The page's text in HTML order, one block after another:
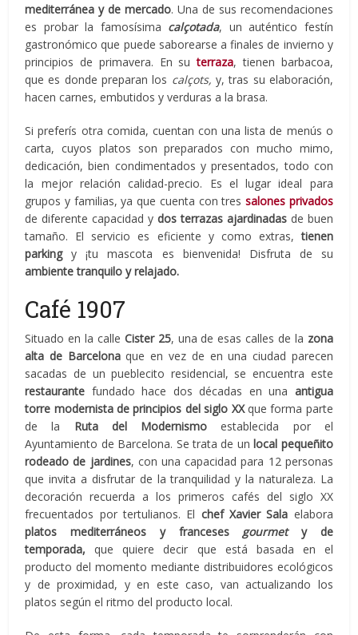
mediterránea y de mercado. Una de sus recomendaciones
es probar la famosísima calçotada, un auténtico festín
gastronómico que puede saborearse a finales de invierno y
principios de primavera. En suterraza, tienen barbacoa,
que es donde preparan los calçots, y, tras su elaboración,
hacen carnes, embutidos y verduras a la brasa.
Si preferís otra comida, cuentan con una lista de menús o
carta, cuyos platos son preparados con mucho mimo,
dedicación, bien condimentados y presentados, todo con
la mejor relación calidad-precio. Es el lugar ideal para
grupos y familias, ya que cuenta con tressalones privados
de diferente capacidad y dos terrazas ajardinadasde buen
tamaño. El servicio es eficiente y como extras,tienen
parkingy ¡tu mascota es bienvenida! Disfruta de su
ambiente tranquilo y relajado.
Café 1907
Situado en la calle Cister 25, una de esas calles de la zona
alta de Barcelonaque en vez de en una ciudad parecen
sacadas de un pueblecito residencial, se encuentra este
restaurante fundado hace dos décadas en una antigua
torre modernista de principios del siglo XXque forma parte
de la Ruta del Modernismo establecida por el
Ayuntamiento de Barcelona. Se trata de unlocal pequeñito
rodeado de jardines, con una capacidad para 12 personas
que invita a disfrutar de la tranquilidad y la naturaleza. La
decoración recuerda a los primeros cafés del siglo XX
frecuentados por tertulianos. El chef Xavier Sala elabora
platos mediterráneos y franceses gourmety de
temporada,que quiere decir que está basada en el
producto del momento mediante distribuidores ecológicos
y de proximidad, y en este caso, van actualizando los
platos según el ritmo del producto local.